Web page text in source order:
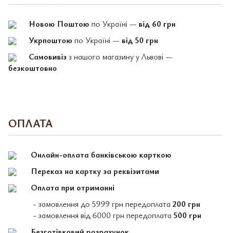
Новою Поштою по Україні — від 60 грн
Укрпоштою по Україні — від 50 грн
Самовивіз з нашого магазину у Львові —
безкоштовно
ОПЛАТА
Онлайн-оплата банківською карткою
Переказ на картку за реквізитами
Оплата при отриманні
- замовлення до 5999 грн передоплата 200 грн
- замовлення від 6000 грн передоплата 500 грн